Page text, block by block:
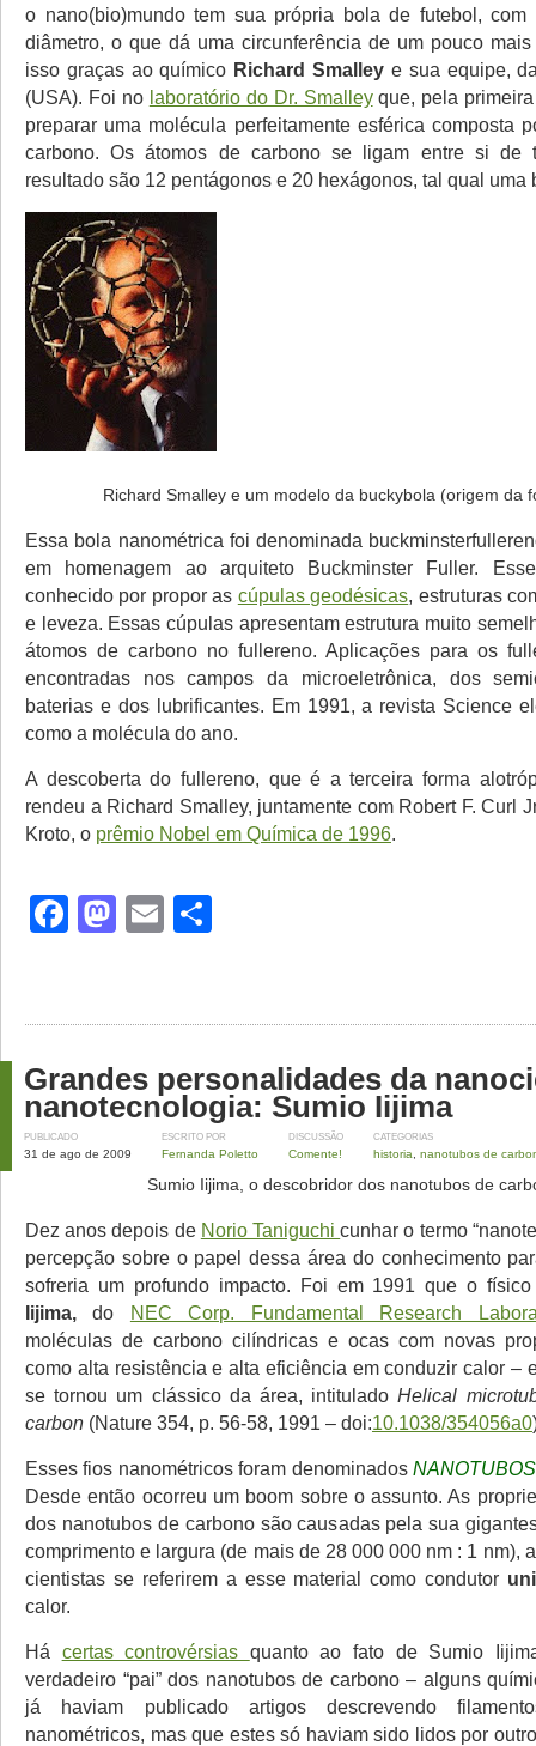
o nano(bio)mundo tem sua própria bola de futebol, com
diâmetro, o que dá uma circunferência de um pouco
isso graças ao químico Richard Smalley e sua equipe,
(USA). Foi no laboratório do Dr. Smalleyque, pela
preparar uma molécula perfeitamente esférica composta
carbono. Os átomos de carbono se ligam entre si de
resultado são 12 pentágonos e 20 hexágonos, tal qual uma
Richard Smalley e um modelo da buckybola (origem da
Essa bola nanométrica foi denominada
em homenagem ao arquiteto Buckminster Fuller.
conhecido por propor as cúpulas geodésicas, estruturas
e leveza. Essas cúpulas apresentam estrutura muito
átomos de carbono no fullereno. Aplicações para os
encontradas nos campos da microeletrônica, dos
baterias e dos lubrificantes. Em 1991, a revista Science
como a molécula do ano.
A descoberta do fullereno, que é a terceira forma
rendeu a Richard Smalley, juntamente com Robert F. Curl
Kroto, o prêmio Nobel em Química de 1996.
Facebook
Mastodon
Email
Grandes personalidades da
nanotecnologia: Sumio Iijima
PUBLICADO
31 de ago de 2009
ESCRITO POR
Fernanda Poletto
DISCUSSÃO
Comente!
CATEGORIAS
historia nanotubos de
Sumio Iijima, o descobridor dos nanotubos de
Dez anos depois de Norio Taniguchicunhar o termo
percepção sobre o papel dessa área do conhecimento
sofreria um profundo impacto. Foi em 1991 que o
Iijima, do NEC Corp. Fundamental Research
moléculas de carbono cilíndricas e ocas com novas
como alta resistência e alta eficiência em conduzir calor –
se tornou um clássico da área, intituladoHelical
carbon (Nature 354, p. 56-58, 1991 – doi:10.1038/354056a0
Esses fios nanométricos foram denominados
Desde então ocorreu um boom sobre o assunto. As
dos nanotubos de carbono são causadas pela sua
comprimento e largura (de mais de 28 000 000 nm : 1 nm),
cientistas se referirem a esse material como condutor
calor.
Há certas controvérsias quanto ao fato de Sumio
verdadeiro “pai” dos nanotubos de carbono – alguns
já haviam publicado artigos descrevendo
nanométricos, mas que estes só haviam sido lidos por